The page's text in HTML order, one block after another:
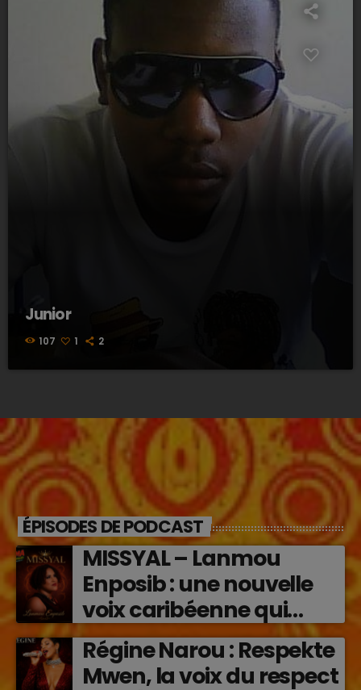
Junior
107 1 2
ÉPISODES DE PODCAST
MISSYAL – Lanmou
Enposib : une nouvelle
voix caribéenne qui
transforme les émotions
en musique (2026)
Régine Narou : Respekte
Mwen, la voix du respect